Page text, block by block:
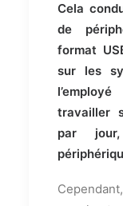
Cela
de
format
sur les
travailler
par